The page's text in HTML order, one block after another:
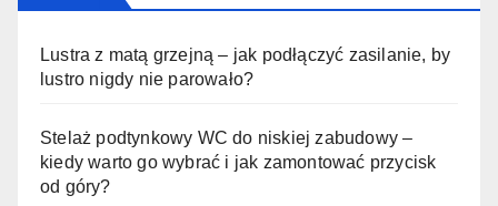
Lustra z matą grzejną – jak podłączyć zasilanie, by
lustro nigdy nie parowało?
Stelaż podtynkowy WC do niskiej zabudowy –
kiedy warto go wybrać i jak zamontować przycisk
od góry?